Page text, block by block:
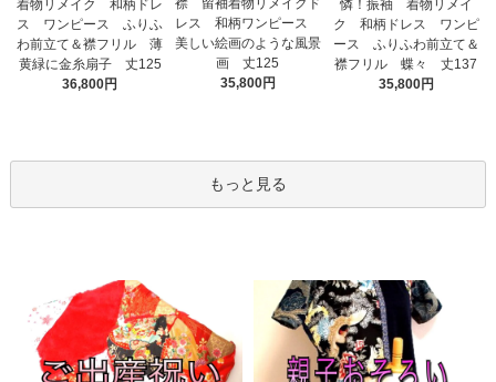
着物リメイク 和柄ドレ
ス ワンピース ふりふ
わ前立て＆襟フリル 薄
黄緑に金糸扇子 丈125
36,800円
襟 留袖着物リメイクド
レス 和柄ワンピース
美しい絵画のような風景
画 丈125
35,800円
憐！振袖 着物リメイ
ク 和柄ドレス ワンピ
ース ふりふわ前立て＆
襟フリル 蝶々 丈137
35,800円
もっと見る